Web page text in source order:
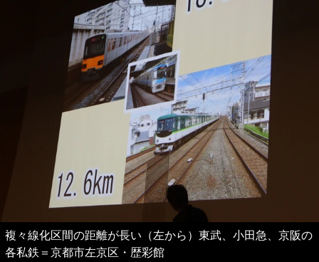
複々線化区間の距離が長い（左から）東武、小田急、京阪の
各私鉄＝京都市左京区・歴彩館